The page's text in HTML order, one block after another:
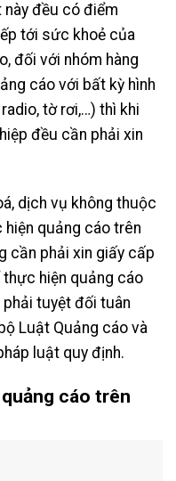
này đều có điểm
tới sức khoẻ của
đối với nhóm hàng
cáo với bất kỳ hình
tờ rơi,…) thì khi
đều cần phải xin
dịch vụ không thuộc
quảng cáo trên
cần phải xin giấy cấp
thực hiện quảng cáo
tuyệt đối tuân
Luật Quảng cáo và
luật quy định.
cáo trên